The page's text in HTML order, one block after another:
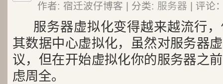
作者: 宿迁波仔博客 | 分类: 服务器 | 评论
服务器虚拟化变得越来越流行
其数据中心虚拟化，虽然对服务器
议，但在开始虚拟化你的服务器之
虑周全。